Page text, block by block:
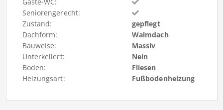
Seniorengerecht:
Zustand:
gepflegt
Dachform:
Walmdach
Bauweise:
Massiv
Unterkellert:
Nein
Boden:
Fliesen
Heizungsart:
Fußbodenheizung